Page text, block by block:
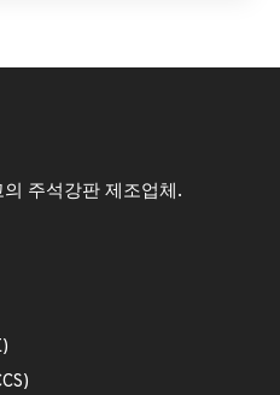
주석강판 제조업체.